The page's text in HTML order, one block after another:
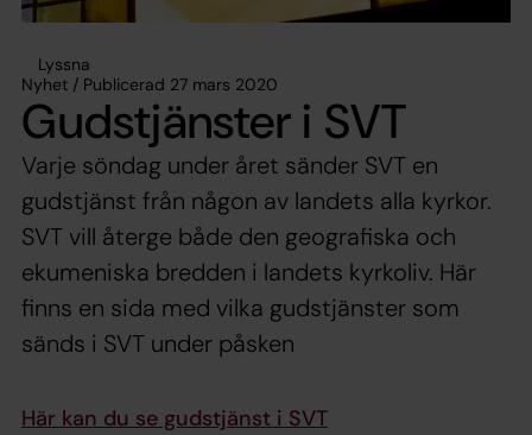
Lyssna
Nyhet / Publicerad 27 mars 2020
Gudstjänster i SVT
Varje söndag under året sänder SVT en
gudstjänst från någon av landets alla kyrkor.
SVT vill återge både den geografiska och
ekumeniska bredden i landets kyrkoliv. Här
finns en sida med vilka gudstjänster som
sänds i SVT under påsken
Här kan du se gudstjänst i SVT